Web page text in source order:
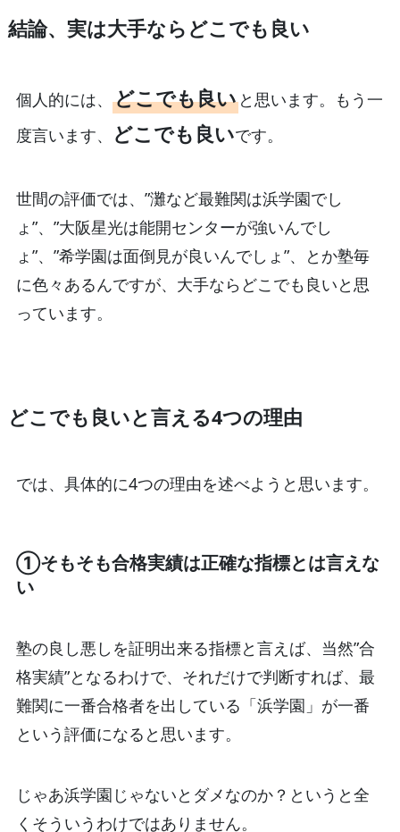
結論、実は大手ならどこでも良い
個人的には、 どこでも良いと思います。もう一
度言います、
どこでも良いです。
世間の評価では、”灘など最難関は浜学園でし
ょ”、”大阪星光は能開センターが強いんでし
ょ”、”希学園は面倒見が良いんでしょ”、とか塾毎
に色々あるんですが、大手ならどこでも良いと思
っています。
どこでも良いと言える4つの理由
では、具体的に4つの理由を述べようと思います。
①そもそも合格実績は正確な指標とは言えな
い
塾の良し悪しを証明出来る指標と言えば、当然”合
格実績”となるわけで、それだけで判断すれば、最
難関に一番合格者を出している「浜学園」が一番
という評価になると思います。
じゃあ浜学園じゃないとダメなのか？というと全
くそういうわけではありません。